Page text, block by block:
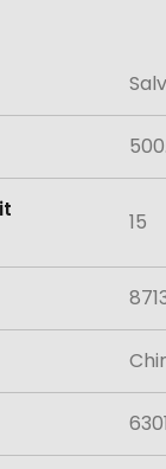
15